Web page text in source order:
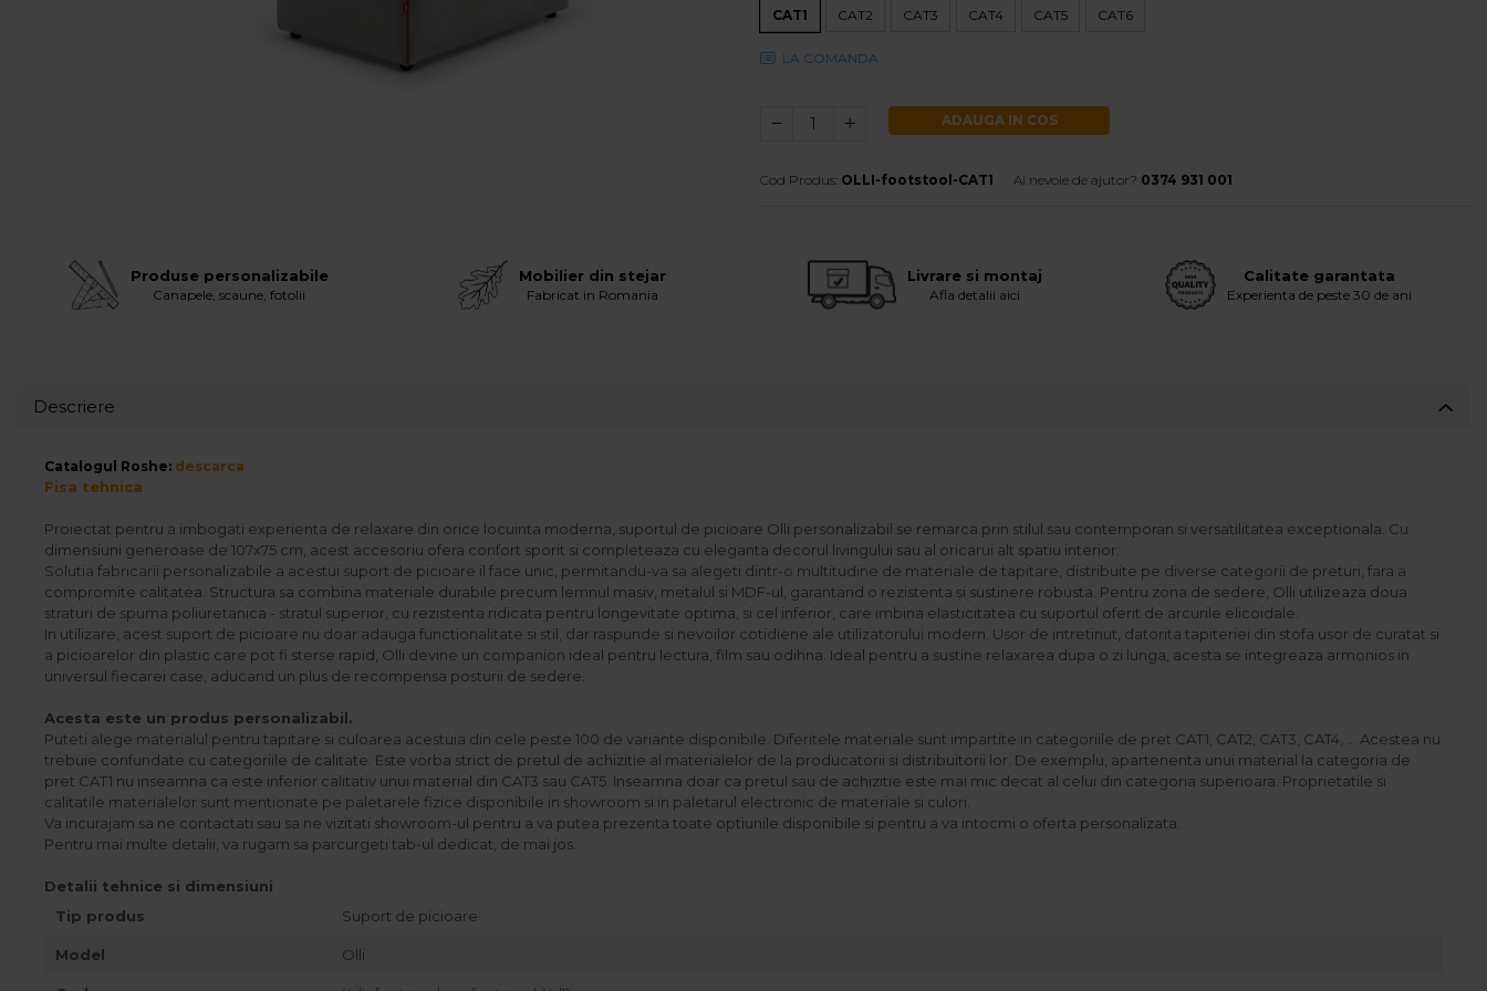
Scaune Dining
Scaune Bar
Woodsoft
Paturi Copii
Banchete Dormitor
Accesorii
Roshe
Canapele
Fotolii si Demifotolii
Paturi Tapitate
Banchete Dormitor
Mood
Canapele
Paturi Tapitate
Paturi Copii
Fotolii si Demifotolii
CAT1 CAT2 CAT3 CAT4 CAT5 CAT6
LA COMANDA
ADAUGA IN COS
Cod Produs: OLLI-footstool-CAT1 Ai nevoie de ajutor? 0374 931 001
Produse personalizabile
Canapele, scaune, fotolii
Mobilier din stejar
Fabricat in Romania
Livrare si montaj
Afla detalii aici
Calitate garantata
Experienta de peste 30 de ani
Descriere
Catalogul Roshe: descarca
Fisa tehnica
Proiectat pentru a imbogati experienta de relaxare din orice locuinta moderna, suportul de picioare Olli personalizabil se remarca prin stilul sau contemporan si versatilitatea exceptionala. Cu
dimensiuni generoase de 107x75 cm, acest accesoriu ofera confort sporit si completeaza cu eleganta decorul livingului sau al oricarui alt spatiu interior.
Solutia fabricarii personalizabile a acestui suport de picioare il face unic, permitandu-va sa alegeti dintr-o multitudine de materiale de tapitare, distribuite pe diverse categorii de preturi, fara a
compromite calitatea. Structura sa combina materiale durabile precum lemnul masiv, metalul si MDF-ul, garantand o rezistenta şi sustinere robusta. Pentru zona de sedere, Olli utilizeaza doua
straturi de spuma poliuretanica - stratul superior, cu rezistenta ridicata pentru longevitate optima, si cel inferior, care imbina elasticitatea cu suportul oferit de arcurile elicoidale.
In utilizare, acest suport de picioare nu doar adauga functionalitate si stil, dar raspunde si nevoilor cotidiene ale utilizatorului modern. Usor de intretinut, datorita tapiteriei din stofa usor de curatat si
a picioarelor din plastic care pot fi sterse rapid, Olli devine un companion ideal pentru lectura, film sau odihna. Ideal pentru a sustine relaxarea dupa o zi lunga, acesta se integreaza armonios in
universul fiecarei case, aducand un plus de recompensa posturii de sedere.
Acesta este un produs personalizabil.
Puteti alege materialul pentru tapitare si culoarea acestuia din cele peste 100 de variante disponibile. Diferitele materiale sunt impartite in categoriile de pret CAT1, CAT2, CAT3, CAT4, ... Acestea nu
trebuie confundate cu categoriile de calitate. Este vorba strict de pretul de achizitie al materialelor de la producatorii si distribuitorii lor. De exemplu, apartenenta unui material la categoria de
pret CAT1 nu inseamna ca este inferior calitativ unui material din CAT3 sau CAT5. Inseamna doar ca pretul sau de achizitie este mai mic decat al celui din categoria superioara. Proprietatile si
calitatile materialelor sunt mentionate pe paletarele fizice disponibile in showroom si in paletarul electronic de materiale si culori.
Va incurajam sa ne contactati sau sa ne vizitati showroom-ul pentru a va putea prezenta toate optiunile disponibile si pentru a va intocmi o oferta personalizata.
Pentru mai multe detalii, va rugam sa parcurgeti tab-ul dedicat, de mai jos.
Detalii tehnice si dimensiuni
Tip produs
Suport de picioare
Model Olli